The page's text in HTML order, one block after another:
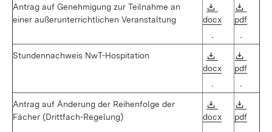
Antrag auf Genehmigung zur Teilnahme an
einer außerunterrichtlichen Veranstaltung
Download:
docx
pdf
Stundennachweis NwT-Hospitation
Download:
docx
pdf
Antrag auf Änderung der Reihenfolge der
Fächer (Drittfach-Regelung)
Download:
docx
pdf